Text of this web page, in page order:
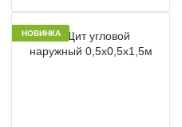
НОВИНКА